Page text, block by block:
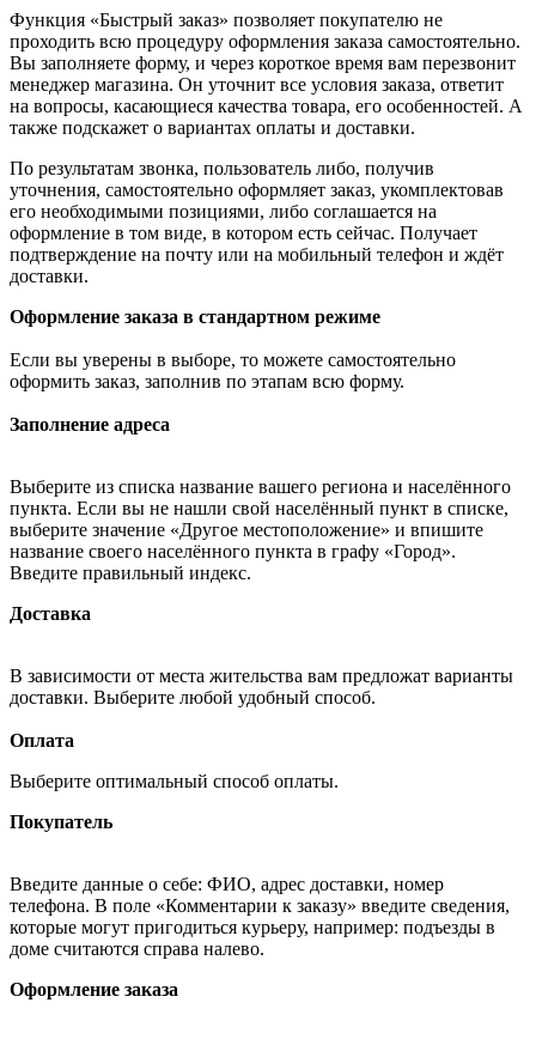
Функция «Быстрый заказ» позволяет покупателю не
проходить всю процедуру оформления заказа самостоятельно.
Вы заполняете форму, и через короткое время вам перезвонит
менеджер магазина. Он уточнит все условия заказа, ответит
на вопросы, касающиеся качества товара, его особенностей. А
также подскажет о вариантах оплаты и доставки.
По результатам звонка, пользователь либо, получив
уточнения, самостоятельно оформляет заказ, укомплектовав
его необходимыми позициями, либо соглашается на
оформление в том виде, в котором есть сейчас. Получает
подтверждение на почту или на мобильный телефон и ждёт
доставки.
Оформление заказа в стандартном режиме
Если вы уверены в выборе, то можете самостоятельно
оформить заказ, заполнив по этапам всю форму.
Заполнение адреса
Выберите из списка название вашего региона и населённого
пункта. Если вы не нашли свой населённый пункт в списке,
выберите значение «Другое местоположение» и впишите
название своего населённого пункта в графу «Город».
Введите правильный индекс.
Доставка
В зависимости от места жительства вам предложат варианты
доставки. Выберите любой удобный способ.
Оплата
Выберите оптимальный способ оплаты.
Покупатель
Введите данные о себе: ФИО, адрес доставки, номер
телефона. В поле «Комментарии к заказу» введите сведения,
которые могут пригодиться курьеру, например: подъезды в
доме считаются справа налево.
Оформление заказа